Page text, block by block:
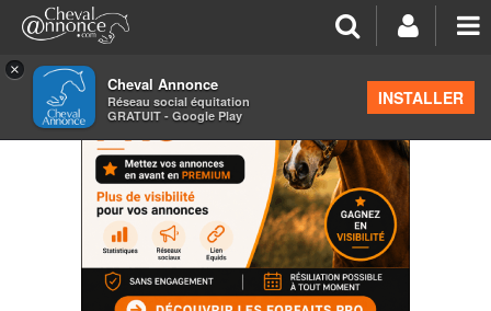
×
Cheval Annonce
Réseau social équitation
GRATUIT - Google Play
INSTALLER